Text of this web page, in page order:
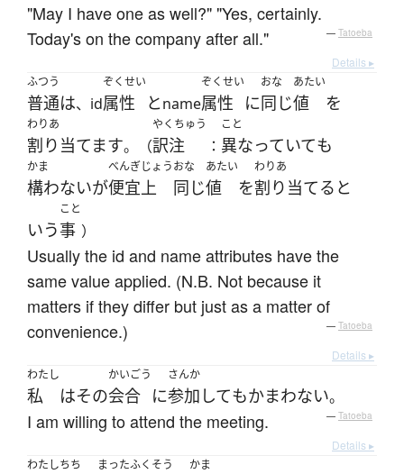
"May I have one as well?" "Yes, certainly.
Today's on the company after all."
— Tatoeba
Details ▸
ふつう
普通は、id
ぞくせい
属性 とname
ぞくせい
属性 に
おな
同じ
あたい
値 を
わりあ
割り当てます。（
やくちゅう
訳注 ：
こと
異なっていても
かま
構わないが
べんぎじょう
便宜上
おな
同じ
あたい
値 を
わりあ
割り当てる と
いう
こと
事 ）
Usually the id and name attributes have the
same value applied. (N.B. Not because it
matters if they differ but just as a matter of
convenience.)
— Tatoeba
Details ▸
わたし
私 はその
かいごう
会合 に
さんか
参加 してもかまわない。
I am willing to attend the meeting. — Tatoeba
Details ▸
わたしちち まったふくそう かま